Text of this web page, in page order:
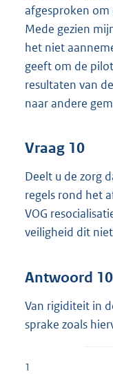
afgesproken om
Mede gezien
het niet
geeft om de
resultaten van
naar andere
Vraag 10
Deelt u de zorg
regels rond het
VOG
veiligheid dit
Antwoord 10
Van rigiditeit in
sprake zoals
1